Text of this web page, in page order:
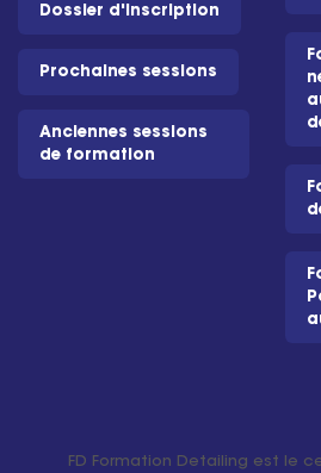
Dossier d'inscription
Prochaines sessions
Anciennes sessions
de formation
FD Formation Detailing est le